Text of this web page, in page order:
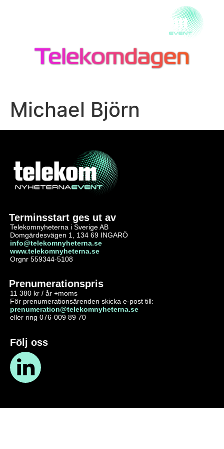
Michael Björn
Terminsstart ges ut av
Telekomnyheterna i Sverige AB
Domgärdesvägen 1, 134 69 INGARÖ
info@telekomnyheterna.se
www.telekomnyheterna.se
Orgnr 559344-5108
Prenumerationspris
11 380 kr / år +moms
För prenumerationsärenden skicka e-post till:
prenumeration@telekomnyheterna.se
eller ring 076-009 89 70
Följ oss